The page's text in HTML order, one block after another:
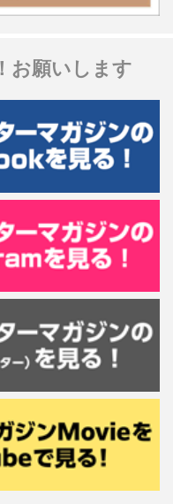
お願いします